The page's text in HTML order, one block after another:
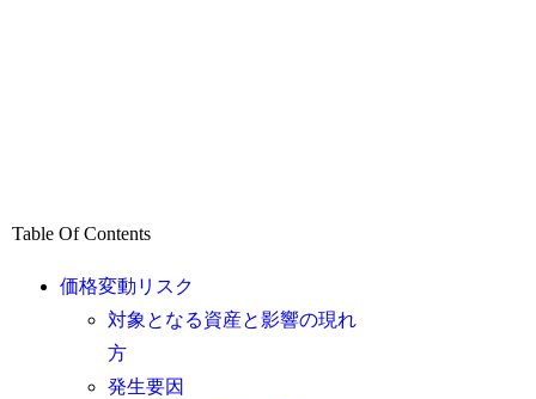
Table Of Contents
価格変動リスク
対象となる資産と影響の現れ
方
発生要因